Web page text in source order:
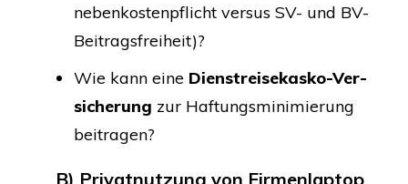
ne­ben­kos­ten­pflicht ver­sus SV- und BV-
Beitragsfreiheit)?
Wie kann eine Dienst­rei­se­kas­ko-Ver­
si­che­rung zur Haf­tungs­mi­ni­mie­rung
beitragen?
B) Pri­vat­nut­zung von Fir­men­lap­top